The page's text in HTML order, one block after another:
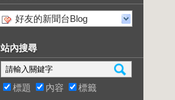
好友的新聞台Blog
站內搜尋
標題 內容 標籤